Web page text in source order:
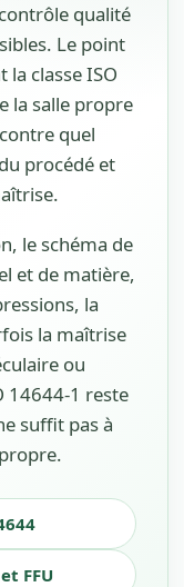
qualité
Le point
la classe ISO
la salle propre
quel
procédé et
le schéma de
et de matière,
la
la maîtrise
ou
14644-1 reste
suffit pas à
FFU